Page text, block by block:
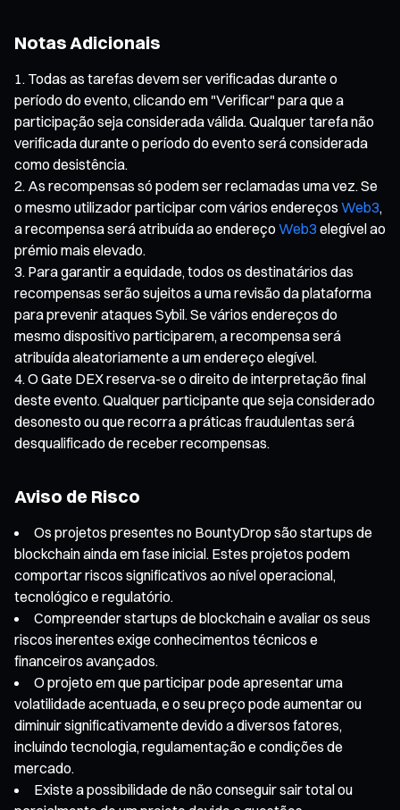
Notas Adicionais
Todas as tarefas devem ser verificadas durante o
período do evento, clicando em "Verificar" para que a
participação seja considerada válida. Qualquer tarefa não
verificada durante o período do evento será considerada
como desistência.
As recompensas só podem ser reclamadas uma vez. Se
o mesmo utilizador participar com vários endereços Web3,
a recompensa será atribuída ao endereçoWeb3 elegível ao
prémio mais elevado.
Para garantir a equidade, todos os destinatários das
recompensas serão sujeitos a uma revisão da plataforma
para prevenir ataques Sybil. Se vários endereços do
mesmo dispositivo participarem, a recompensa será
atribuída aleatoriamente a um endereço elegível.
O Gate DEX reserva-se o direito de interpretação final
deste evento. Qualquer participante que seja considerado
desonesto ou que recorra a práticas fraudulentas será
desqualificado de receber recompensas.
Aviso de Risco
Os projetos presentes no BountyDrop são startups de
blockchain ainda em fase inicial. Estes projetos podem
comportar riscos significativos ao nível operacional,
tecnológico e regulatório.
Compreender startups de blockchain e avaliar os seus
riscos inerentes exige conhecimentos técnicos e
financeiros avançados.
O projeto em que participar pode apresentar uma
volatilidade acentuada, e o seu preço pode aumentar ou
diminuir significativamente devido a diversos fatores,
incluindo tecnologia, regulamentação e condições de
mercado.
Existe a possibilidade de não conseguir sair total ou